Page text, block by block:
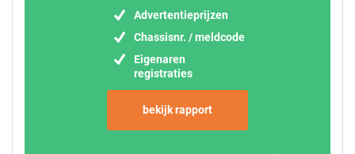
Advertentieprijzen
Chassisnr. / meldcode
Eigenaren
registraties
bekijk rapport